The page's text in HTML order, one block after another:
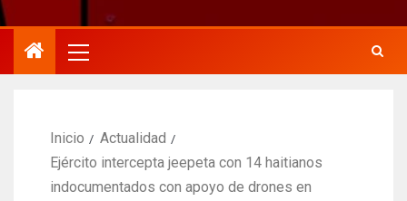
Inicio
Actualidad
Ejército intercepta jeepeta con 14 haitianos
indocumentados con apoyo de drones en